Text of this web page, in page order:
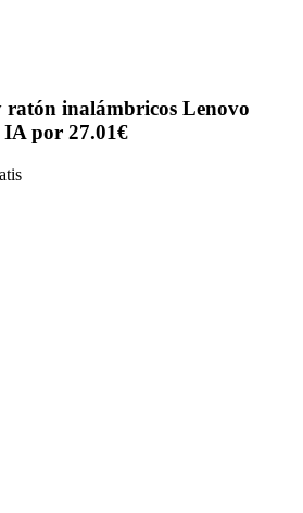
ratón inalámbricos Lenovo
IA por 27.01€